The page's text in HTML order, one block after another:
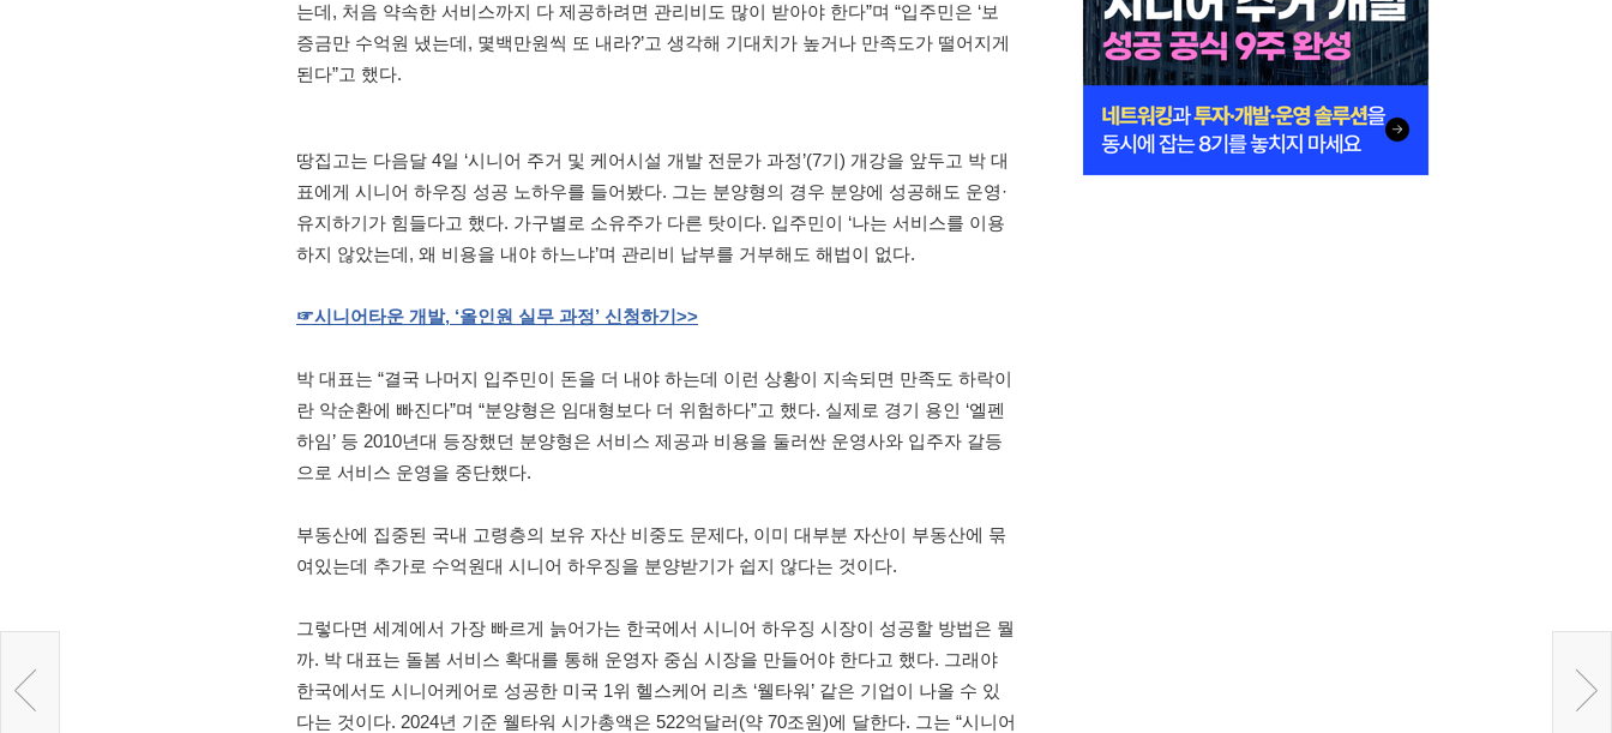
는데, 처음 약속한 서비스까지 다 제공하려면 관리비도 많이 받아야 한다”며 “입주민은 ‘보
증금만 수억원 냈는데, 몇백만원씩 또 내라?’고 생각해 기대치가 높거나 만족도가 떨어지게
된다”고 했다.
땅집고는 다음달 4일 ‘시니어 주거 및 케어시설 개발 전문가 과정’(7기) 개강을 앞두고 박 대
표에게 시니어 하우징 성공 노하우를 들어봤다. 그는 분양형의 경우 분양에 성공해도 운영·
유지하기가 힘들다고 했다. 가구별로 소유주가 다른 탓이다. 입주민이 ‘나는 서비스를 이용
하지 않았는데, 왜 비용을 내야 하느냐’며 관리비 납부를 거부해도 해법이 없다.
☞시니어타운 개발, ‘올인원 실무 과정’ 신청하기>>
박 대표는 “결국 나머지 입주민이 돈을 더 내야 하는데 이런 상황이 지속되면 만족도 하락이
란 악순환에 빠진다”며 “분양형은 임대형보다 더 위험하다”고 했다. 실제로 경기 용인 ‘엘펜
하임’ 등 2010년대 등장했던 분양형은 서비스 제공과 비용을 둘러싼 운영사와 입주자 갈등
으로 서비스 운영을 중단했다.
부동산에 집중된 국내 고령층의 보유 자산 비중도 문제다, 이미 대부분 자산이 부동산에 묶
여있는데 추가로 수억원대 시니어 하우징을 분양받기가 쉽지 않다는 것이다.
그렇다면 세계에서 가장 빠르게 늙어가는 한국에서 시니어 하우징 시장이 성공할 방법은 뭘
까. 박 대표는 돌봄 서비스 확대를 통해 운영자 중심 시장을 만들어야 한다고 했다. 그래야
한국에서도 시니어케어로 성공한 미국 1위 헬스케어 리츠 ‘웰타워’ 같은 기업이 나올 수 있
다는 것이다. 2024년 기준 웰타워 시가총액은 522억달러(약 70조원)에 달한다. 그는 “시니어